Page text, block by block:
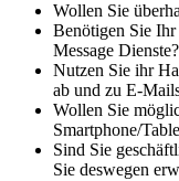
Wollen Sie
Benötigen Sie
Message Dienste?
Nutzen Sie ihr
ab und zu E-
Wollen Sie
Smartphone/
Sind Sie
Sie deswegen